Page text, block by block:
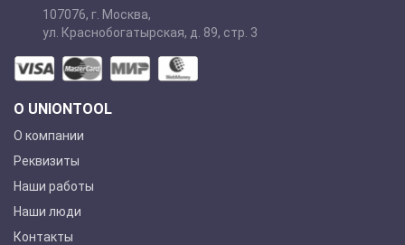
107076, г. Москва,
ул. Краснобогатырская, д. 89, стр. 3
О UNIONTOOL
О компании
Реквизиты
Наши работы
Наши люди
Контакты